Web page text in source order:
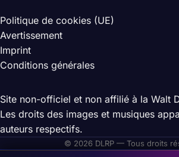
Politique de cookies (UE)
Avertissement
Imprint
Conditions générales
Site non-officiel et non affilié à la Walt
Les droits des images et musiques
auteurs respectifs.
© 2026 DLRP — Tous droits